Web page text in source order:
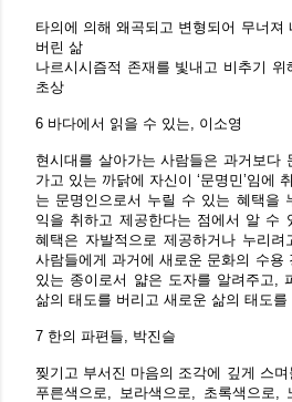
타의에 의해 왜곡되고 변형되어 무너져
버린 삶
나르시시즘적 존재를 빛내고 비추기
초상
6 바다에서 읽을 수 있는, 이소영
현시대를 살아가는 사람들은 과거보다
가고 있는 까닭에 자신이 ‘문명민’임에
는 문명인으로서 누릴 수 있는 혜택을
익을 취하고 제공한다는 점에서 알 수
혜택은 자발적으로 제공하거나 누리
사람들에게 과거에 새로운 문화의 수용
있는 종이로서 얇은 도자를 알려주고,
삶의 태도를 버리고 새로운 삶의 태도를
7 한의 파편들, 박진슬
찢기고 부서진 마음의 조각에 깊게 스며
푸른색으로, 보라색으로, 초록색으로,